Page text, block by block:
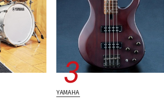
YAMAHA